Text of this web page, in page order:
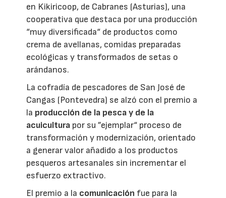
en Kikiricoop, de Cabranes (Asturias), una
cooperativa que destaca por una producción
“muy diversificada“ de productos como
crema de avellanas, comidas preparadas
ecológicas y transformados de setas o
arándanos.
La cofradía de pescadores de San José de
Cangas (Pontevedra) se alzó con el premio a
la producción de la pesca y de la
acuicultura por su ”ejemplar“ proceso de
transformación y modernización, orientado
a generar valor añadido a los productos
pesqueros artesanales sin incrementar el
esfuerzo extractivo.
El premio a la comunicación fue para la